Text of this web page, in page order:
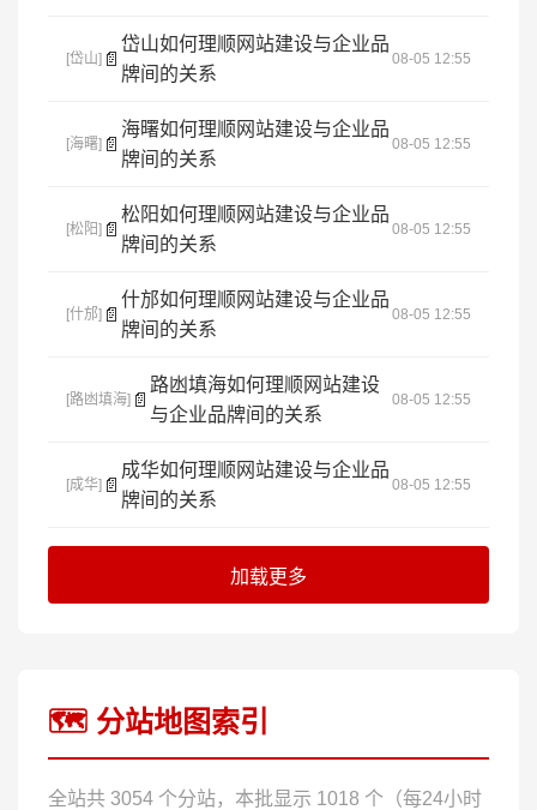
[岱山] 📄
岱山如何理顺网站建设与企业品
牌间的关系
08-05 12:55
[海曙] 📄
海曙如何理顺网站建设与企业品
牌间的关系
08-05 12:55
[松阳] 📄
松阳如何理顺网站建设与企业品
牌间的关系
08-05 12:55
[什邡] 📄
什邡如何理顺网站建设与企业品
牌间的关系
08-05 12:55
[路凼填海] 📄
路凼填海如何理顺网站建设
与企业品牌间的关系
08-05 12:55
[成华] 📄
成华如何理顺网站建设与企业品
牌间的关系
08-05 12:55
加载更多
🗺️ 分站地图索引
全站共 3054 个分站，本批显示 1018 个（每24小时